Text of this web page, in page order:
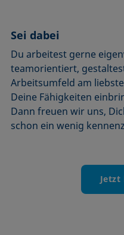
Sei dabei
Du arbeitest gerne
teamorientiert,
Arbeitsumfeld am
Deine Fähigkeiten
Dann freuen wir uns,
schon ein wenig
Jetzt